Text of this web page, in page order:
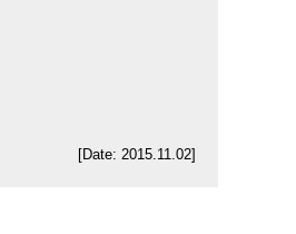
[Date: 2015.11.02]